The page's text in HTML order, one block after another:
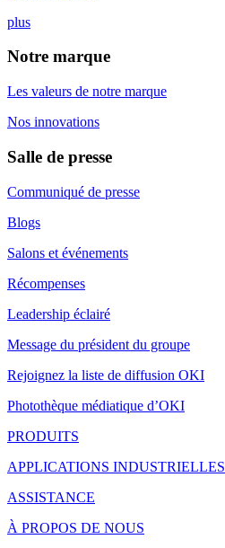
plus
Notre marque
Les valeurs de notre marque
Nos innovations
Salle de presse
Communiqué de presse
Blogs
Salons et événements
Récompenses
Leadership éclairé
Message du président du groupe
Rejoignez la liste de diffusion OKI
Photothèque médiatique d’OKI
PRODUITS
APPLICATIONS INDUSTRIELLES
ASSISTANCE
À PROPOS DE NOUS